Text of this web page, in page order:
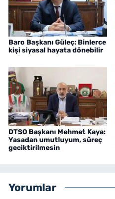
Baro Başkanı Güleç: Binlerce
kişi siyasal hayata dönebilir
DTSO Başkanı Mehmet Kaya:
Yasadan umutluyum, süreç
geciktirilmesin
Yorumlar